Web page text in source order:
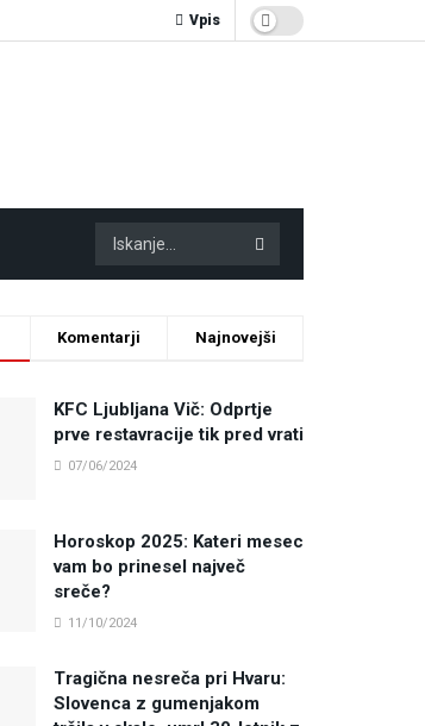
Vpis
Komentarji Najnovejši
KFC Ljubljana Vič: Odprtje
prve restavracije tik pred vrati
07/06/2024
Horoskop 2025: Kateri mesec
vam bo prinesel največ
sreče?
11/10/2024
Tragična nesreča pri Hvaru:
Slovenca z gumenjakom